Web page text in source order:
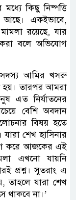
কিছু নিষ্পত্তি
একইভাবে,
রয়েছে, যার
করা বলে অভিযোগ
সদস্য আমির খসরু
হয়। তারপর আমরা
এত নির্যাতনের
বেশি অবদান
বিষয় হতে
শেখ হাসিনার
করে আজকের এই
এখনো যায়নি
প্রশ্ন। সুতরাং এ
তাহলে যারা শেখ
থাকবে না।’